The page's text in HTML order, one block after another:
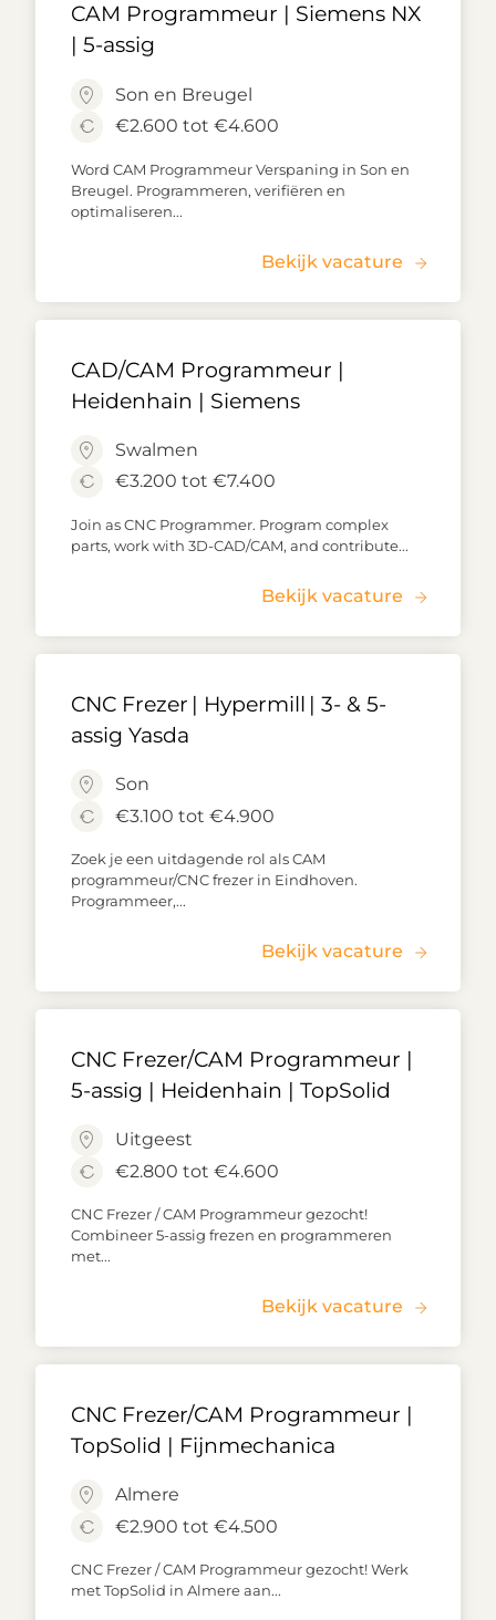
CAM Programmeur | Siemens NX
| 5-assig
Son en Breugel
€2.600 tot €4.600
Word CAM Programmeur Verspaning in Son en
Breugel. Programmeren, verifiëren en
optimaliseren...
Bekijk vacature
CAD/CAM Programmeur |
Heidenhain | Siemens
Swalmen
€3.200 tot €7.400
Join as CNC Programmer. Program complex
parts, work with 3D-CAD/CAM, and contribute...
Bekijk vacature
CNC Frezer | Hypermill | 3- & 5-
assig Yasda
Son
€3.100 tot €4.900
Zoek je een uitdagende rol als CAM
programmeur/CNC frezer in Eindhoven.
Programmeer,...
Bekijk vacature
CNC Frezer/CAM Programmeur |
5-assig | Heidenhain | TopSolid
Uitgeest
€2.800 tot €4.600
CNC Frezer / CAM Programmeur gezocht!
Combineer 5-assig frezen en programmeren
met...
Bekijk vacature
CNC Frezer/CAM Programmeur |
TopSolid | Fijnmechanica
Almere
€2.900 tot €4.500
CNC Frezer / CAM Programmeur gezocht! Werk
met TopSolid in Almere aan...